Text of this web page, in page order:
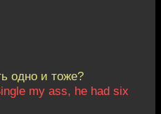
одно и тоже?
my ass, he had six